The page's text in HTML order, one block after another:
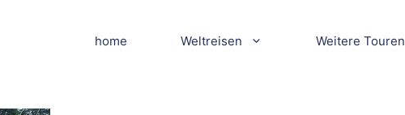
home Weltreisen Weitere Touren
00524K